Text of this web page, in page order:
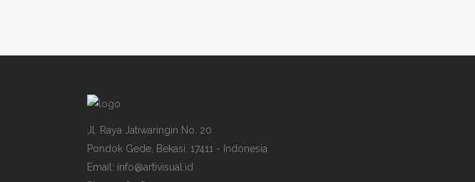
Jl. Raya Jatiwaringin No. 20
Pondok Gede, Bekasi. 17411 - Indonesia
Email: info@artivisual.id